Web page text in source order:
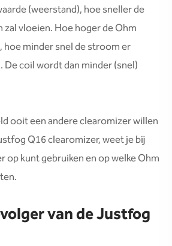
(weerstand), hoe sneller de
vloeien. Hoe hoger de Ohm
hoe minder snel de stroom er
coil wordt dan minder (snel)
ooit een andere clearomizer willen
Q16 clearomizer, weet je bij
op kunt gebruiken en op welke Ohm
van de Justfog